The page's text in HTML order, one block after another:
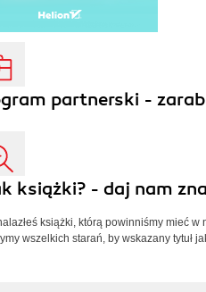
partnerski -
książki? - daj nam
książki, którą powinniśmy mieć
wszelkich starań, by wskazany tytuł